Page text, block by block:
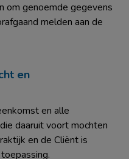
om genoemde gegevens
melden aan de
en
en alle
daaruit voort mochten
en de Cliënt is